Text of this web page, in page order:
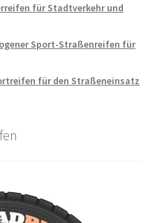
für Stadtverkehr und
Sport-Straßenreifen für
für den Straßeneinsatz